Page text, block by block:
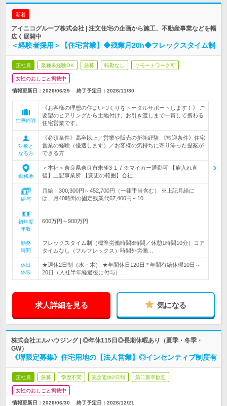
新着
アイニコグループ株式会社 | 注文住宅の企画から施工、不動産事業などを幅
広く展開中
＜経験者採用＞【住宅営業】◆残業月20h◆フレックスタイム制
正社員 業種未経験OK 急募 転勤なし リモートワーク可
女性のおしごと掲載中
情報更新日：2026/06/29 終了予定日： 2026/11/30
仕事内容
《お客様の理想の住まいづくりをトータルサポートします！》 ご
要望のヒアリングから土地付け、お引き渡しまで一貫して携わる
住宅営業です。
対象と
なる方
《必須条件》高卒以上／営業や販売の折衝経験 《歓迎条件》住宅
営業の経験（優遇します）／お客様の気持ちに寄り添った提案が
できる方
勤務地
＜本社＞奈良県奈良市朱雀3-1-7 ※マイカー通勤可 【雇入れ直
後】上記事業所 【変更の範囲】会社…
給与
月給：300,300円～452,700円（一律手当含む） ※上記月給に
は、月40時間の固定残業代67,400円～10…
初年度
年収
600万円～900万円
勤務
時間
フレックスタイム制（標準労働時間8時間／休憩1時間10分）コア
タイムなし（フルフレックス）時間外労働…
休日
休暇
★週休2日制（水・木） ★年間休日120日 * 年間有給休暇10日～
20日（入社半年経過後に付与） …
求人詳細を見る 気になる
株式会社エルハウジング | ◎年休115日◎長期休暇あり（夏季・冬季・
GW）
《堺限定募集》住宅用地の【法人営業】◎インセンティブ制度有
正社員 急募 学歴不問 完全週休2日制 第二新卒歓迎
女性のおしごと掲載中
情報更新日：2026/06/30 終了予定日： 2026/12/21